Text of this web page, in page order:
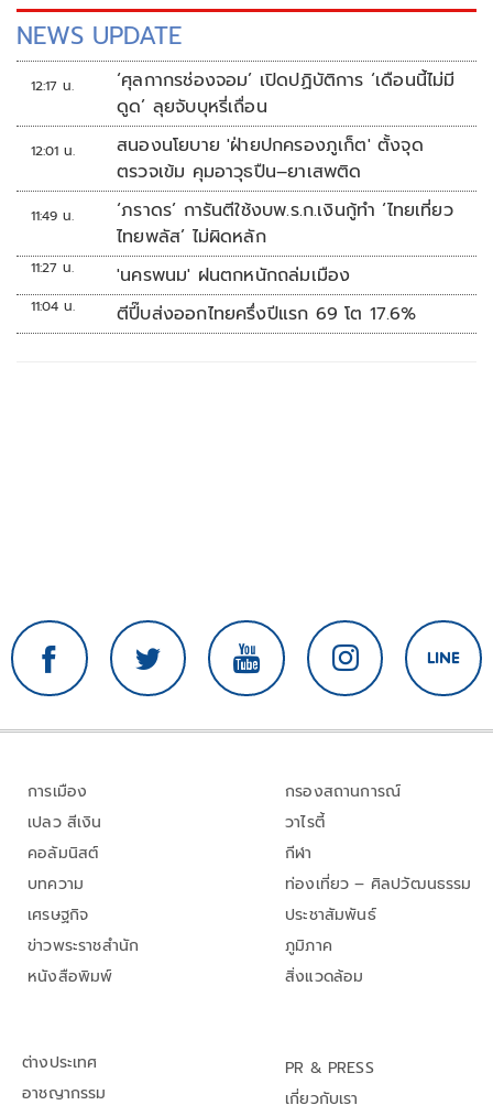
NEWS UPDATE
12:17 น.
‘ศุลกากรช่องจอม’ เปิดปฏิบัติการ ‘เดือนนี้ไม่มี
ดูด’ ลุยจับบุหรี่เถื่อน
12:01 น.
สนองนโยบาย 'ฝ่ายปกครองภูเก็ต' ตั้งจุด
ตรวจเข้ม คุมอาวุธปืน–ยาเสพติด
11:49 น.
‘ภราดร’ การันตีใช้งบพ.ร.ก.เงินกู้ทำ ‘ไทยเที่ยว
ไทยพลัส’ ไม่ผิดหลัก
11:27 น. 'นครพนม' ฝนตกหนักถล่มเมือง
11:04 น. ตีปี๊บส่งออกไทยครึ่งปีแรก 69 โต 17.6%
การเมือง
เปลว สีเงิน
คอลัมนิสต์
บทความ
เศรษฐกิจ
ข่าวพระราชสำนัก
หนังสือพิมพ์
กรองสถานการณ์
วาไรตี้
กีฬา
ท่องเที่ยว – ศิลปวัฒนธรรม
ประชาสัมพันธ์
ภูมิภาค
สิ่งแวดล้อม
ต่างประเทศ
อาชญากรรม
PR & PRESS
เกี่ยวกับเรา